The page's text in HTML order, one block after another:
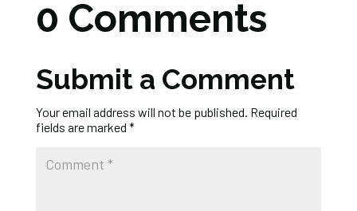
0 Comments
Submit a Comment
Your email address will not be published. Required
fields are marked *